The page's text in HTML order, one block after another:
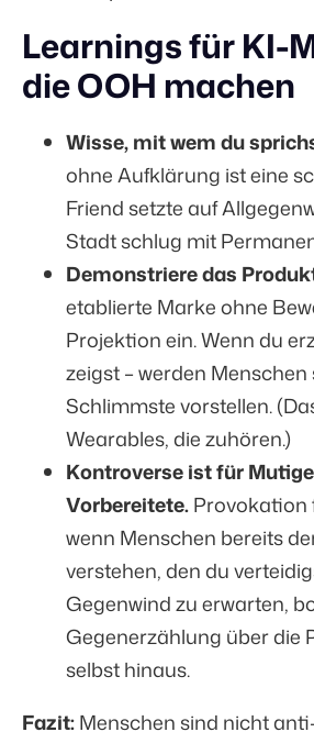
Learnings für KI-
die OOH machen
Wisse, mit wem du
ohne Aufklärung ist eine
Friend setzte auf
Stadt schlug mit
Demonstriere das
etablierte Marke ohne
Projektion ein. Wenn du
zeigst – werden
Schlimmste vorstellen.
Wearables, die zuhören.)
Kontroverse ist für
Vorbereitete.Provokation
wenn Menschen bereits
verstehen, den du
Gegenwind zu erwarten,
Gegenerzählung über die
selbst hinaus.
Fazit:Menschen sind nicht